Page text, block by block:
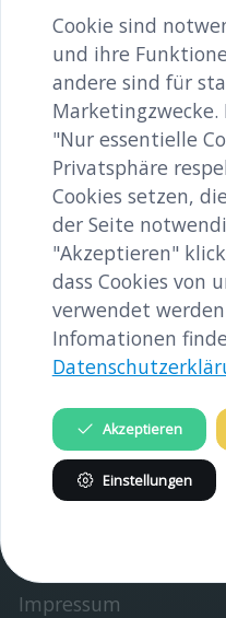
image/tiff
Herunterladen
Bild in voller Größe
INHALTE
Gedenkstätte
Verein
INFORMATIONEN
Impressum
Cookie sind
und ihre
andere sind für
"Nur essentielle
Privatsphäre
Cookies setzen,
der Seite
"Akzeptieren"
dass Cookies von
verwendet
Infomationen
Akzeptieren
Einstellungen